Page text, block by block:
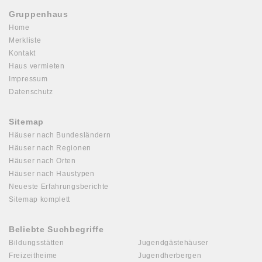
Gruppenhaus
Home
Merkliste
Kontakt
Haus vermieten
Impressum
Datenschutz
Sitemap
Häuser nach Bundesländern
Häuser nach Regionen
Häuser nach Orten
Häuser nach Haustypen
Neueste Erfahrungsberichte
Sitemap komplett
Beliebte Suchbegriffe
Bildungsstätten
Freizeitheime
Jugendgästehäuser
Jugendherbergen